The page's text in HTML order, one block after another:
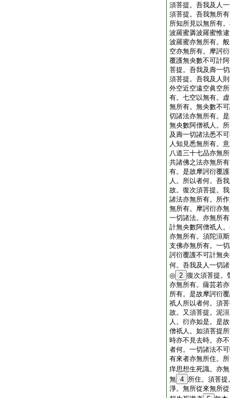
須菩提。吾我及人
須菩提。吾我無所
所知所見以無所有
波羅蜜羼波羅蜜惟
波羅蜜亦無所有。
空亦無所有。摩訶
覆護無央數不可計
菩提。吾我及壽一
須菩提。吾我及人
外空近空遠空眞空
有。七空以無有。
無所有。無央數不
切諸法亦無所有。
無央數阿僧祇人。
及壽一切諸法悉不
人知見悉無所有。
八道三十七品亦無
共諸佛之法亦無所
有。是故摩訶衍覆
人。所以者何。吾
故。復次須菩提。
諸法亦無所有。所
無所有。摩訶衍亦
一切諸法。亦無所
計無央數阿僧祇人
亦無所有。須陀洹
支佛亦無所有。一
訶衍覆護不可計無
何。吾我及人一切
◎ 2 復次須菩提。
亦無所有。薩芸若
所有。是故摩訶衍
祇人所以者何。須
故。又須菩提。泥
人。衍亦如是。是
僧祇人。如須菩提
時亦不見去時。亦
者何。一切諸法不
有來者亦無所住。
痒思想生死識。亦
無 4 所住。須菩
淨。無所從來無所